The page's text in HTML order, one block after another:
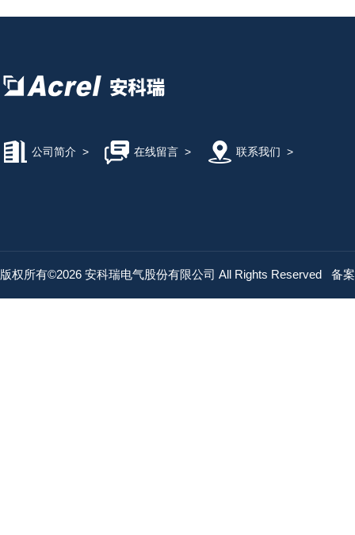
公司简介 > 在线留言> 联系我们 >
版权所有©2026 安科瑞电气股份有限公司 All Rights Reserved 备